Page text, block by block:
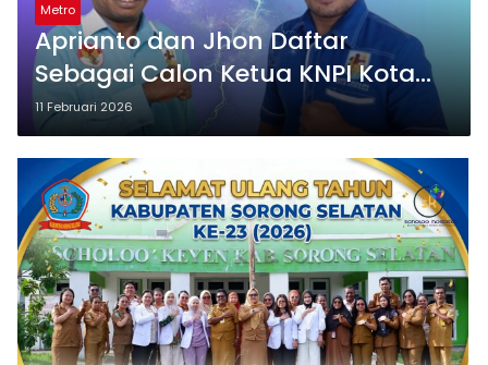
Metro
Aprianto dan Jhon Daftar
Sebagai Calon Ketua KNPI Kota
Sorong
11 Februari 2026